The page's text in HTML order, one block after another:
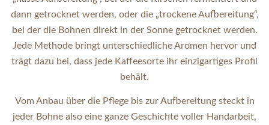
dann getrocknet werden, oder die „trockene Aufbereitung“,
bei der die Bohnen direkt in der Sonne getrocknet werden.
Jede Methode bringt unterschiedliche Aromen hervor und
trägt dazu bei, dass jede Kaffeesorte ihr einzigartiges Profil
behält.
Vom Anbau über die Pflege bis zur Aufbereitung steckt in
jeder Bohne also eine ganze Geschichte voller Handarbeit,